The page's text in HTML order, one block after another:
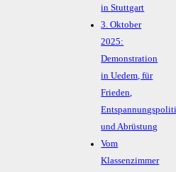
in Stuttgart
3. Oktober
2025:
Demonstration
in Uedem, für
Frieden,
und Abrüstung
Vom
Klassenzimmer